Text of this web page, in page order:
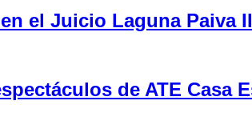
el Juicio Laguna Paiva II
de ATE Casa